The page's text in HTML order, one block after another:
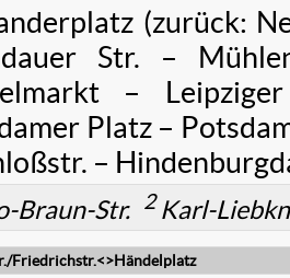
(zurück:
Str. –
–
Platz –
–
Braun-Str. 2Karl-
Friedrichstr.<>Händelplatz